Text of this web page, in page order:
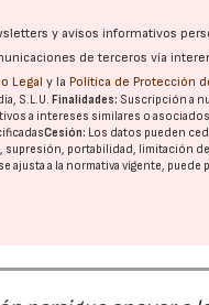
y avisos informativos
de terceros vía
Legal y la Política de Protección
S.L.U. Finalidades: Suscripción a
a intereses similares o
Cesión: Los datos pueden
portabilidad, limitación
ajusta a la normativa vigente,